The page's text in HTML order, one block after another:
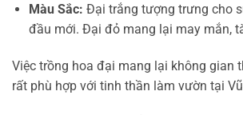
Màu Sắc: Đại trắng tượng trưng cho
đầu mới. Đại đỏ mang lại may mắn,
Việc trồng hoa đại mang lại không gian
rất phù hợp với tinh thần làm vườn tại